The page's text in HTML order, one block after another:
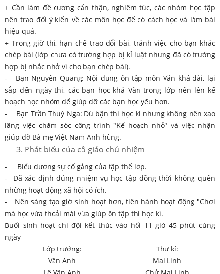
+ Cần làm đề cương cẩn thận, nghiêm túc, các nhóm học tập
nên trao đổi ý kiến về các môn học để có cách học và làm bài
hiệu quả.
+ Trong giờ thi, hạn chế trao đổi bài, tránh việc cho bạn khác
chép bài (lớp chưa có trường hợp bị kỉ luật nhưng đã có trường
hợp bị nhắc nhở vì cho bạn chép bài).
- Bạn Nguyễn Quang: Nội dung ôn tập môn Văn khá dài, lại
sắp đến ngày thi, các bạn học khá Văn trong lớp nên lên kế
hoạch học nhóm để giúp đỡ các bạn học yếu hơn.
- Bạn Trần Thuý Nga: Dù bận thi học kì nhưng không nên xao
lãng việc chăm sóc công trình "Kế hoạch nhỏ" và việc nhận
giúp đỡ Bà mẹ Việt Nam Anh hùng.
Phát biểu của cô giáo chủ nhiệm
- Biểu dương sự cố gắng của tập thể lớp.
- Đã xác định đúng nhiệm vụ học tập đồng thời không quên
những hoạt động xã hội có ích.
- Nên sáng tạo giờ sinh hoạt hơn, tiến hành hoạt động "Chơi
mà học vừa thoải mái vừa giúp ôn tập thi học kì.
Buổi sinh hoạt chi đội kết thúc vào hổi 11 giờ 45 phút cùng
ngày
Lớp trưởng:
Vân Anh
Thư kí:
Mai Linh